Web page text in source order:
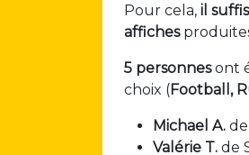
Pour cela, il
affiches
5 personnesont
choix (Football,
Michael A.
Valérie T. de